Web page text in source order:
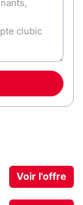
Voir l'offre